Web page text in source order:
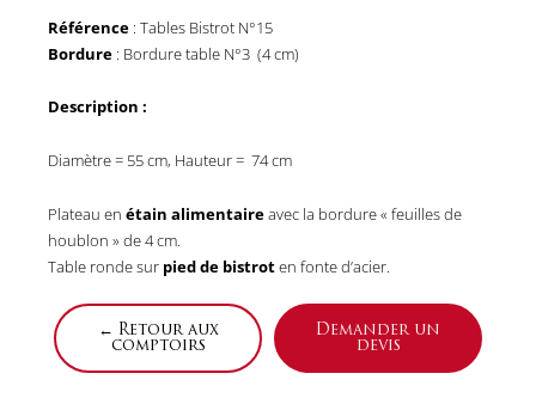
Référence : Tables Bistrot N°15
Bordure : Bordure table N°3 (4 cm)
Description :
Diamètre = 55 cm, Hauteur = 74 cm
Plateau en étain alimentaireavec la bordure « feuilles de
houblon » de 4 cm.
Table ronde sur pied de bistroten fonte d’acier.
← Retour aux
comptoirs
Demander un
devis